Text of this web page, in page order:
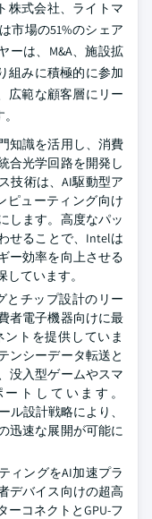
株式会社、ライトマ
市場の51%のシェア
ーは、M&A、施設拡
組みに積極的に参加
広範な顧客層にリー
知識を活用し、消費
合光学回路を開発し
技術は、AI駆動型ア
ピューティング向け
します。高度なパッ
せることで、Intelは
ー効率を向上させる
ています。
とチップ設計のリー
者電子機器向けに最
トを提供していま
ンシーデータ転送と
没入型ゲームやスマ
トしています。
ル設計戦略により、
迅速な展開が可能に
ィングをAI加速プラ
デバイス向けの超高
コネクトとGPU-フ